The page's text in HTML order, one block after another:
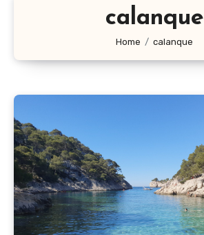
calanque
Home calanque